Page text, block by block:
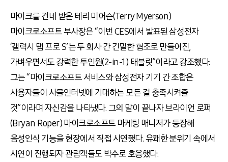
마이크를 건네 받은 테리 미어슨(Terry Myerson)
마이크로소프트 부사장은 “이번 CES에서 발표된 삼성전자
‘갤럭시 탭 프로 S’는 두 회사 간 긴밀한 협조로 만들어진,
가벼우면서도 강력한 투인원(2-in-1) 태블릿”이라고 강조했다.
그는 “마이크로소프트 서비스와 삼성전자 기기 간 조합은
사용자들이 사물인터넷에 기대하는 모든 걸 충족시켜줄
것”이라며 자신감을 나타냈다. 그의 말이 끝나자 브라이언 로퍼
(Bryan Roper) 마이크로소프트 마케팅 매니저가 등장해
음성인식 기능을 현장에서 직접 시연했다. 유쾌한 분위기 속에서
시연이 진행되자 관람객들도 박수로 호응했다.